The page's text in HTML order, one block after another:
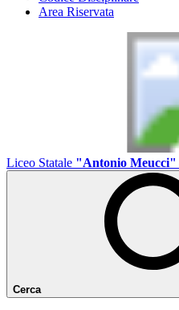
Area Riservata
Liceo Statale "Antonio Meucci"
Cerca